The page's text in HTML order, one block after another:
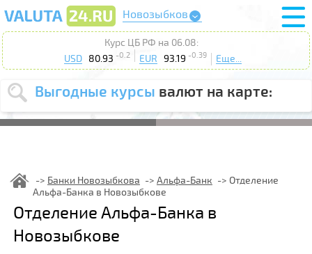
Новозыбков
Курс ЦБ РФ на 06.08:
USD 80.93 -0.2 EUR 93.19 -0.39 Еще...
Выгодные курсы валют на карте:
Выберите
USD EUR
курс от
Выберите
действие: Продать
Банки Новозыбкова Альфа-Банк
Отделение
Альфа-Банка в Новозыбкове
Отделение Альфа-Банка в
Новозыбкове